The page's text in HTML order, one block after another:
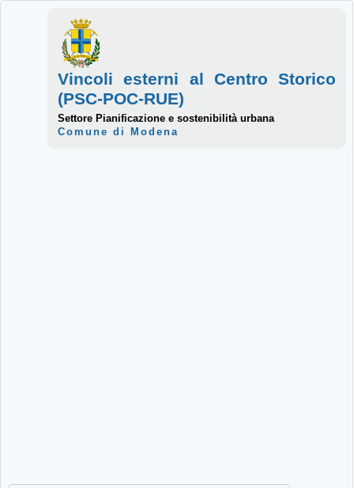
Vincoli esterni al Centro Storico
(PSC-POC-RUE)
Settore Pianificazione e sostenibilità urbana
Comune di Modena